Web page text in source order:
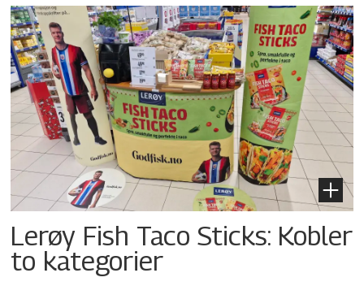
Lerøy Fish Taco Sticks: Kobler
to kategorier